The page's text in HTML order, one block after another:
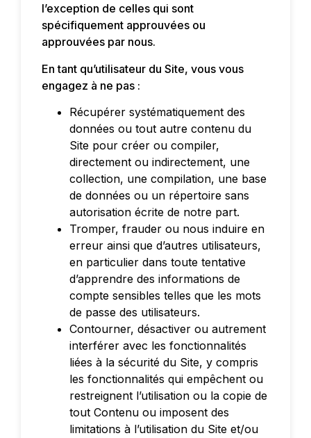
l’exception de celles qui sont
spécifiquement approuvées ou
approuvées par nous.
En tant qu’utilisateur du Site, vous vous
engagez à ne pas :
Récupérer systématiquement des
données ou tout autre contenu du
Site pour créer ou compiler,
directement ou indirectement, une
collection, une compilation, une base
de données ou un répertoire sans
autorisation écrite de notre part.
Tromper, frauder ou nous induire en
erreur ainsi que d’autres utilisateurs,
en particulier dans toute tentative
d’apprendre des informations de
compte sensibles telles que les mots
de passe des utilisateurs.
Contourner, désactiver ou autrement
interférer avec les fonctionnalités
liées à la sécurité du Site, y compris
les fonctionnalités qui empêchent ou
restreignent l’utilisation ou la copie de
tout Contenu ou imposent des
limitations à l’utilisation du Site et/ou